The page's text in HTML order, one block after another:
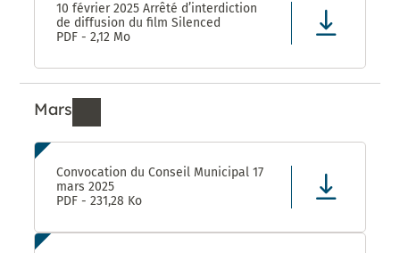
10 février 2025 Arrêté d’interdiction
de diffusion du film Silenced
PDF - 2,12 Mo
Mars
Ressources de Mars 2025
Convocation du Conseil Municipal 17
mars 2025
PDF - 231,28 Ko